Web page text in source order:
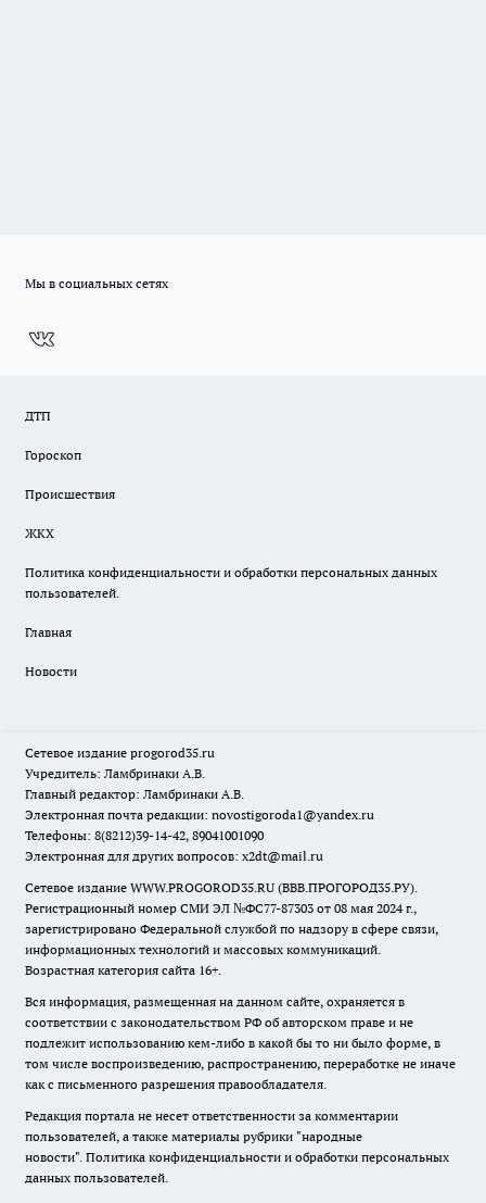
Мы в социальных сетях
ДТП
Гороскоп
Происшествия
ЖКХ
Политика конфиденциальности и обработки персональных данных
пользователей.
Главная
Новости
Сетевое издание progorod35.ru
Учредитель: Ламбринаки А.В.
Главный редактор: Ламбринаки А.В.
Электронная почта редакции: novostigoroda1@yandex.ru
Телефоны: 8(8212)39-14-42, 89041001090
Электронная для других вопросов: x2dt@mail.ru
Сетевое издание WWW.PROGOROD35.RU (ВВВ.ПРОГОРОД35.РУ).
Регистрационный номер СМИ ЭЛ №ФС77-87303 от 08 мая 2024 г.,
зарегистрировано Федеральной службой по надзору в сфере связи,
информационных технологий и массовых коммуникаций.
Возрастная категория сайта 16+.
Вся информация, размещенная на данном сайте, охраняется в
соответствии с законодательством РФ об авторском праве и не
подлежит использованию кем-либо в какой бы то ни было форме, в
том числе воспроизведению, распространению, переработке не иначе
как с письменного разрешения правообладателя.
Редакция портала не несет ответственности за комментарии
пользователей, а также материалы рубрики "народные
новости". Политика конфиденциальности и обработки персональных
данных пользователей.